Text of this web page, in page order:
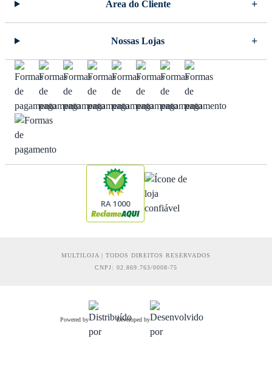
Área do Cliente
Nossas Lojas
RA 1000
MULTILOJA | TODOS DIREITOS RESERVADOS
CNPJ: 02.869.763/0008-75
Powered by Developed by